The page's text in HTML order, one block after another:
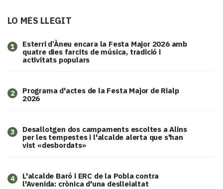
LO MÉS LLEGIT
1
Esterri d’Àneu encara la Festa Major 2026 amb
quatre dies farcits de música, tradició i
activitats populars
2
Programa d'actes de la Festa Major de Rialp
2026
3
​Desallotgen dos campaments escoltes a Alins
per les tempestes i l'alcalde alerta que s'han
vist «desbordats»
4
L'alcalde Baró i ERC de la Pobla contra
l'Avenida: crònica d'una deslleialtat